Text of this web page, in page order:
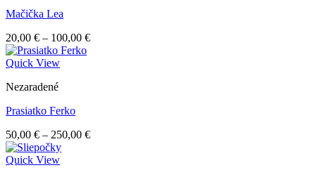
Mačička Lea
20,00 € – 100,00 €Price
Quick View
Nezaradené
Prasiatko Ferko
50,00 € – 250,00 €Price
Quick View